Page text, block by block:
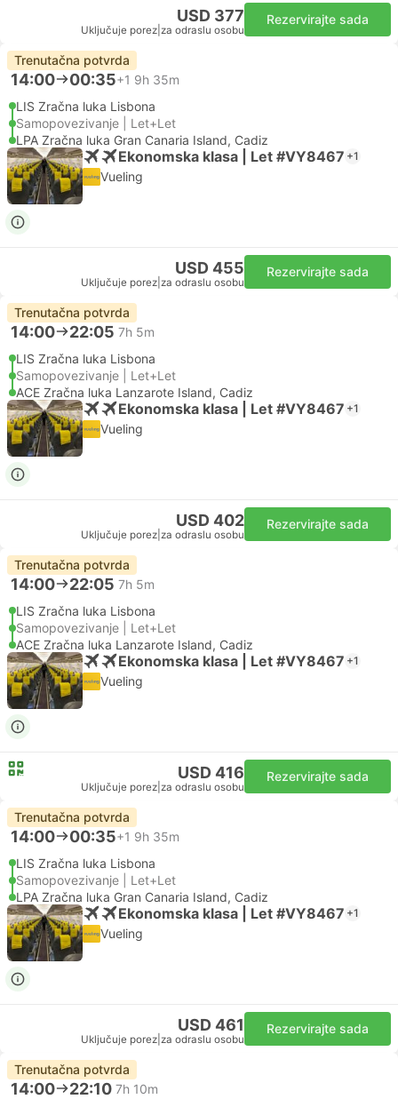
USD 377
Uključuje porez za odraslu osobu
Rezervirajte sada
Trenutačna potvrda
14:00 00:35+1 9h 35m
LIS Zračna luka Lisbona
Samopovezivanje | Let+Let
LPA Zračna luka Gran Canaria Island, Cadiz
Ekonomska klasa | Let #VY8467 +1
Vueling
USD 455
Uključuje porez za odraslu osobu
Rezervirajte sada
Trenutačna potvrda
14:00 22:05 7h 5m
LIS Zračna luka Lisbona
Samopovezivanje | Let+Let
ACE Zračna luka Lanzarote Island, Cadiz
Ekonomska klasa | Let #VY8467 +1
Vueling
USD 402
Uključuje porez za odraslu osobu
Rezervirajte sada
Trenutačna potvrda
14:00 22:05 7h 5m
LIS Zračna luka Lisbona
Samopovezivanje | Let+Let
ACE Zračna luka Lanzarote Island, Cadiz
Ekonomska klasa | Let #VY8467 +1
Vueling
USD 416
Uključuje porez za odraslu osobu
Rezervirajte sada
Trenutačna potvrda
14:00 00:35+1 9h 35m
LIS Zračna luka Lisbona
Samopovezivanje | Let+Let
LPA Zračna luka Gran Canaria Island, Cadiz
Ekonomska klasa | Let #VY8467 +1
Vueling
USD 461
Uključuje porez za odraslu osobu
Rezervirajte sada
Trenutačna potvrda
14:00 22:10 7h 10m